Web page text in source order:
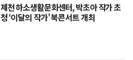
제천 하소생활문화센터, 박초아 작가 초
청 ‘이달의 작가’ 북콘서트 개최